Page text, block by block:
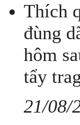
Thích
đùng
hôm
tẩy
21/08/